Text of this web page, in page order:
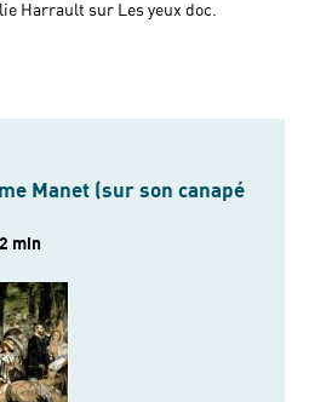
Harrault sur Les yeux doc.
Manet (sur son canapé
min